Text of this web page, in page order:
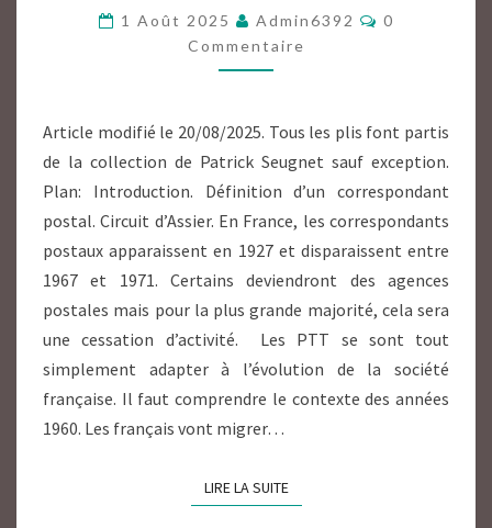
DU
LOT:
LE
D’ASSIER
1 Août 2025 Admin6392
0
Commentaire
Article modifié le 20/08/2025. Tous les plis font partis
de la collection de Patrick Seugnet sauf exception.
Plan: Introduction. Définition d’un correspondant
postal. Circuit d’Assier. En France, les correspondants
postaux apparaissent en 1927 et disparaissent entre
1967 et 1971. Certains deviendront des agences
postales mais pour la plus grande majorité, cela sera
une cessation d’activité. Les PTT se sont tout
simplement adapter à l’évolution de la société
française. Il faut comprendre le contexte des années
1960. Les français vont migrer…
LIRE LA SUITELIRE LA SUITE